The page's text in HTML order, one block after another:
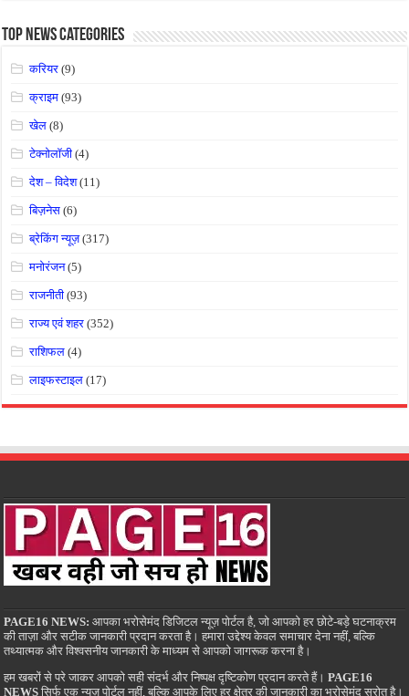
Top News Categories
करियर (9)
क्राइम (93)
खेल (8)
टेक्नोलॉजी (4)
देश – विदेश(11)
बिज़नेस (6)
ब्रेकिंग न्यूज़(317)
मनोरंजन(5)
राजनीती (93)
राज्य एवं शहर (352)
राशिफल (4)
लाइफस्टाइल (17)
PAGE16 NEWS: आपका भरोसेमंद डिजिटल न्यूज़ पोर्टल है, जो आपको हर छोटे-बड़े घटनाक्रम
की ताज़ा और सटीक जानकारी प्रदान करता है। हमारा उद्देश्य केवल समाचार देना नहीं, बल्कि
तथ्यात्मक और विश्वसनीय जानकारी के माध्यम से आपको जागरूक करना है।
हम खबरों से परे जाकर आपको सही संदर्भ और निष्पक्ष दृष्टिकोण प्रदान करते हैं।PAGE16
NEWS सिर्फ एक न्यूज़ पोर्टल नहीं, बल्कि आपके लिए हर क्षेत्र की जानकारी का भरोसेमंद स्रोत है।